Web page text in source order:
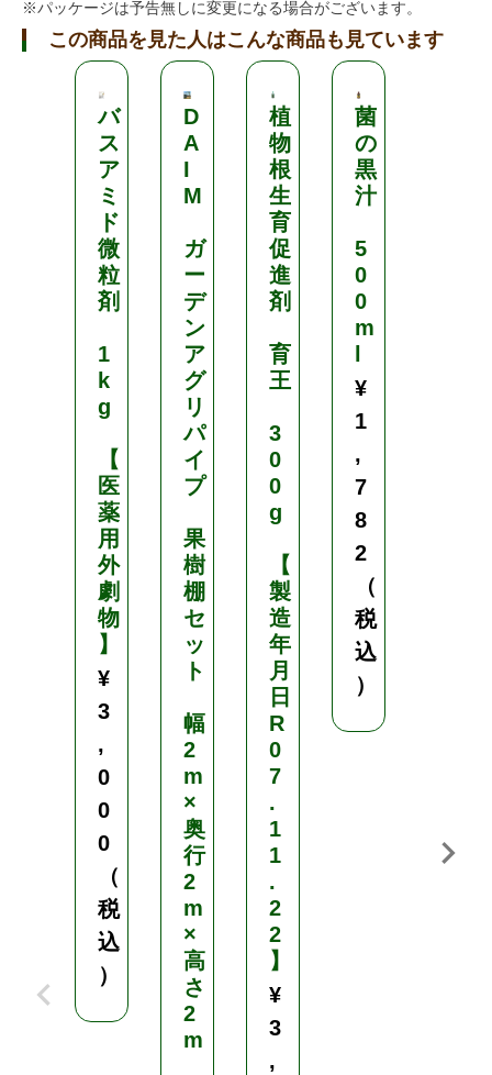
※パッケージは予告無しに変更になる場合がございます。
この商品を見た人はこんな商品も見ています
バ
ス
ア
ミ
ド
微
粒
剤
1
k
g
【
医
薬
用
外
劇
物
】
¥
3
,
0
0
0
（
税
込
）
D
A
I
M
ガ
ー
デ
ン
ア
グ
リ
パ
イ
プ
果
樹
棚
セ
ッ
ト
幅
2
m
×
奥
行
2
m
×
高
さ
2
m
植
物
根
生
育
促
進
剤
育
王
3
0
0
g
【
製
造
年
月
日
R
0
7
.
1
1
.
2
2
】
¥
3
,
菌
の
黒
汁
5
0
0
m
¥
1
,
7
8
2
（
税
込
）